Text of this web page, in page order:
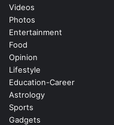
Videos
Photos
Entertainment
Food
Opinion
Lifestyle
Education-Career
Astrology
Sports
Gadgets